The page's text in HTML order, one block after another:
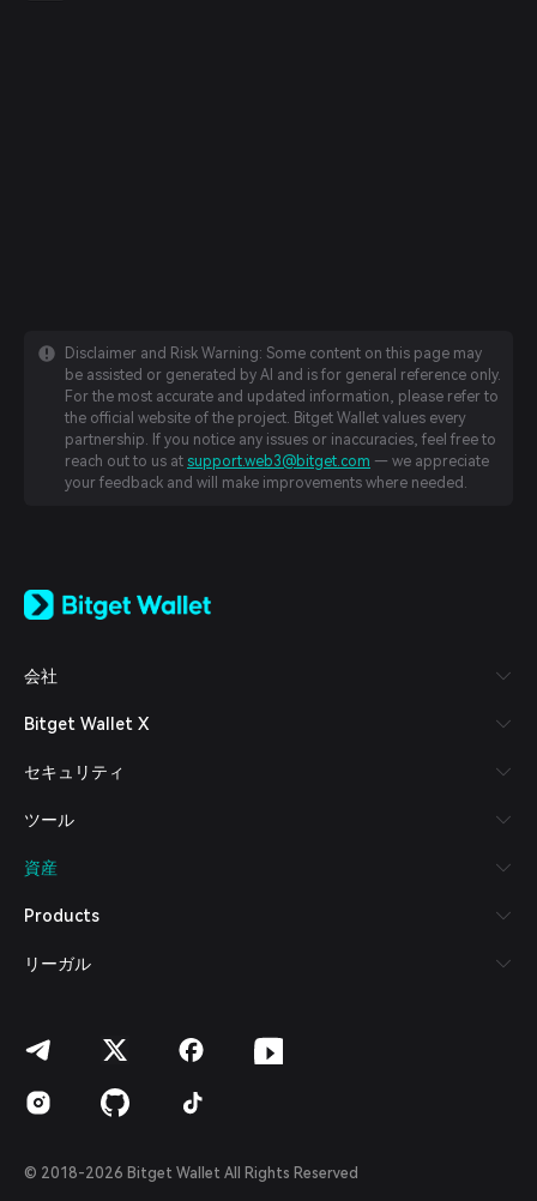
Disclaimer and Risk Warning: Some content on this page may
be assisted or generated by AI and is for general reference only.
For the most accurate and updated information, please refer to
the official website of the project. Bitget Wallet values every
partnership. If you notice any issues or inaccuracies, feel free to
reach out to us at support.web3@bitget.com — we appreciate
your feedback and will make improvements where needed.
日本語
Español (Latinoamérica)
Italiano
Deutsch
繁體中文
Bahasa Indonesia
Español (Argentina)
会社
Bitget Wallet X
セキュリティ
ツール
資産
Products
リーガル
© 2018-2026 Bitget Wallet All Rights Reserved